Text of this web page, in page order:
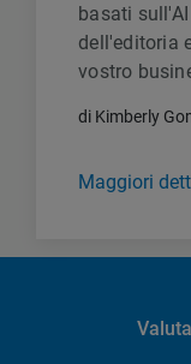
basati
dell'editoria
vostro
di Kimberly
Maggiori